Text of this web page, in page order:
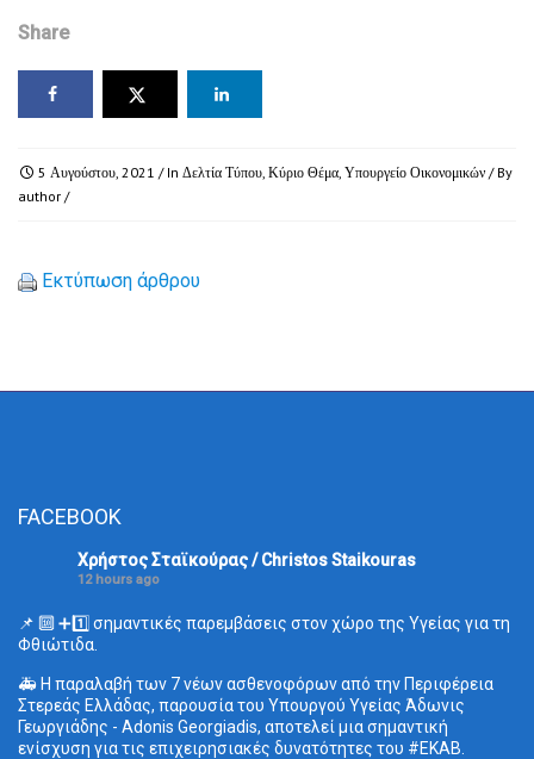
Share
5 Αυγούστου, 2021 / In Δελτία Τύπου Κύριο Θέμα Υπουργείο Οικονομικών / By
author /
Εκτύπωση άρθρου
FACEBOOK
Χρήστος Σταϊκούρας / Christos Staikouras
12 hours ago
📌 🔟 ➕1️⃣ σημαντικές παρεμβάσεις στον χώρο της Υγείας για τη
Φθιώτιδα.
🚑 Η παραλαβή των 7 νέων ασθενοφόρων από την Περιφέρεια
Στερεάς Ελλάδας, παρουσία του Υπουργού Υγείας Άδωνις
Γεωργιάδης - Adonis Georgiadis, αποτελεί μια σημαντική
ενίσχυση για τις επιχειρησιακές δυνατότητες του #ΕΚΑΒ